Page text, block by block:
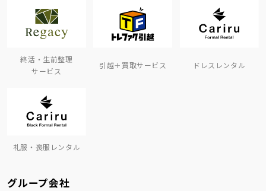
終活・生前整理
サービス
引越＋買取サービス ドレスレンタル
礼服・喪服レンタル
グループ会社